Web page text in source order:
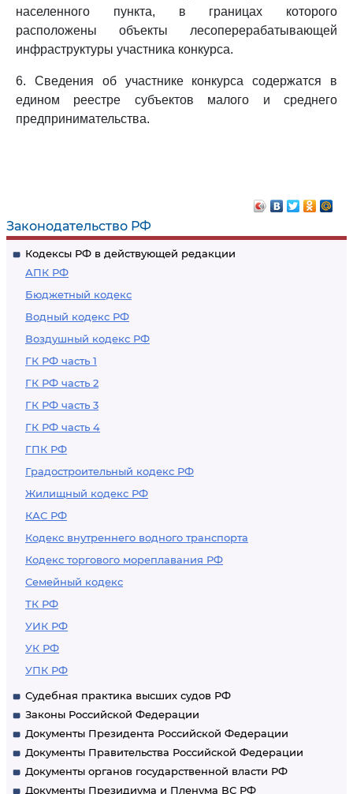
Законодательство РФ
Кодексы РФ в действующей редакции
АПК РФ
Бюджетный кодекс
Водный кодекс РФ
Воздушный кодекс РФ
ГК РФ часть 1
ГК РФ часть 2
ГК РФ часть 3
ГК РФ часть 4
ГПК РФ
Градостроительный кодекс РФ
Жилищный кодекс РФ
КАС РФ
Кодекс внутреннего водного транспорта
Кодекс торгового мореплавания РФ
Семейный кодекс
ТК РФ
УИК РФ
УК РФ
УПК РФ
Судебная практика высших судов РФ
Законы Российской Федерации
Документы Президента Российской Федерации
Документы Правительства Российской Федерации
Документы органов государственной власти РФ
Документы Президиума и Пленума ВС РФ
населенного пункта, в границах которого
расположены объекты лесоперерабатывающей
инфраструктуры участника конкурса.
6. Сведения об участнике конкурса содержатся в
едином реестре субъектов малого и среднего
предпринимательства.